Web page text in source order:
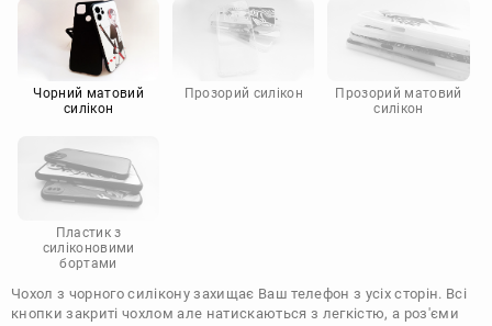
Motorola
Чорний матовий
силікон
Прозорий силікон
Прозорий матовий
силікон
Пластик з
силіконовими
бортами
Чохол з чорного силікону захищає Ваш телефон з усіх сторін. Всі
кнопки закриті чохлом але натискаються з легкістю, а роз'єми